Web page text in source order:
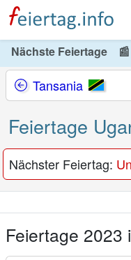
Nächste Feiertage 📰
Tansania
Feiertage
Nächster Feiertag:
Feiertage 2023